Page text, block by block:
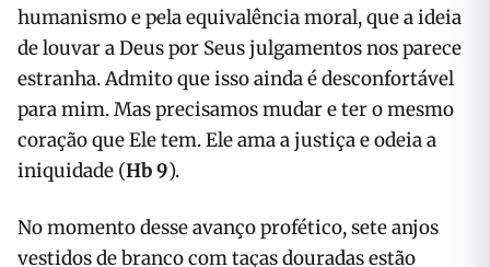
humanismo e pela equivalência moral, que a ideia
de louvar a Deus por Seus julgamentos nos parece
estranha. Admito que isso ainda é desconfortável
para mim. Mas precisamos mudar e ter o mesmo
coração que Ele tem. Ele ama a justiça e odeia a
iniquidade (Hb 9).
No momento desse avanço profético, sete anjos
vestidos de branco com taças douradas estão